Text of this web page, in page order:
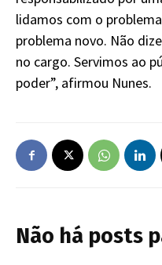
lidamos com o
problema novo. Não
no cargo. Servimos ao
poder”, afirmou Nunes.
Não há posts